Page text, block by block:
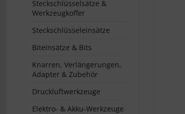
Steckschlüsselsätze &
Werkzeugkoffer
Steckschlüsseleinsätze
Biteinsätze & Bits
Knarren, Verlängerungen,
Adapter & Zubehör
Druckluftwerkzeuge
Elektro- & Akku-Werkzeuge